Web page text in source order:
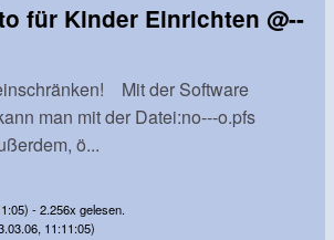
für Kinder Einrichten @--
Mit der Software
man mit der Datei:no---o.pfs
ö...
- 2.256x gelesen.
11:11:05)